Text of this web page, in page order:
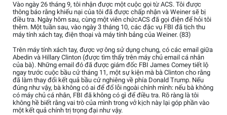
Vào ngày 26 tháng 9, tôi nhận được một cuộc gọi từ ACS. Tôi được
thông báo rằng khiếu nại của tôi đã được chấp nhận và Weiner sẽ bị
điều tra. Ngày hôm sau, cùng một viên chứcACS đã gọi điện để hỏi tôi
thêm. Một tuần sau, vào ngày 3 tháng 10, các đặc vụ FBI đã tịch thu
máy tính xách tay, điện thoại và máy tính bảng của Weiner. (83)
Trên máy tính xách tay, được vợ ông sử dụng chung, có các email giữa
Abedin và Hillary Clinton (được tìm thấy trên máy chủ email cá nhân
của bà). Những email đó đã được giám đốc FBI James Comey tiết lộ
ngay trước cuộc bầu cử tháng 11, một sự kiện mà bà Clinton cho rằng
đã làm thay đổi kết quả bầu cử nghiêng về phía Donald Trump. Nếu
đúng như vậy, bà không có ai để đổ lỗi ngoài chính mình: nếu bà không
có máy chủ cá nhân, FBI đã không có gì để điều tra. Rõ ràng là tôi
không hề biết rằng vai trò của mình trong vở kịch này lại góp phần vào
một kết quả chính trị trọng đại như vậy.